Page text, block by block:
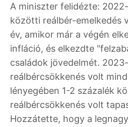
A miniszter felidézte:
közötti reálbér-emelkedés
év, amikor már a végén
infláció, és elkezdte
családok jövedelmét.
reálbércsökkenés volt
lényegében 1-2 százalék
reálbércsökkenés volt
Hozzátette, hogy a